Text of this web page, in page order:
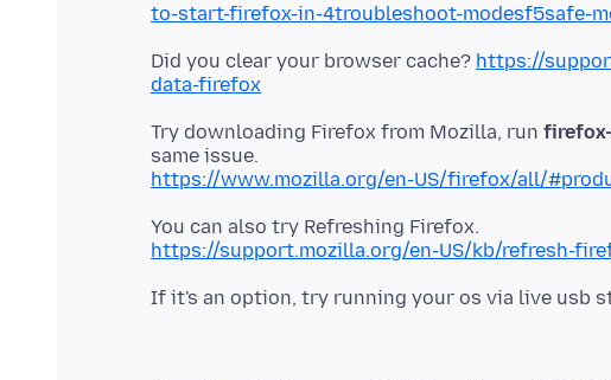
to-start-firefox-in-4troubleshoot-modesf5safe-
Did you clear your browser cache? https://
data-firefox
Try downloading Firefox from Mozilla, run
https://www.mozilla.org/en-US/firefox/all/
https://support.mozilla.org/en-US/kb/refresh-